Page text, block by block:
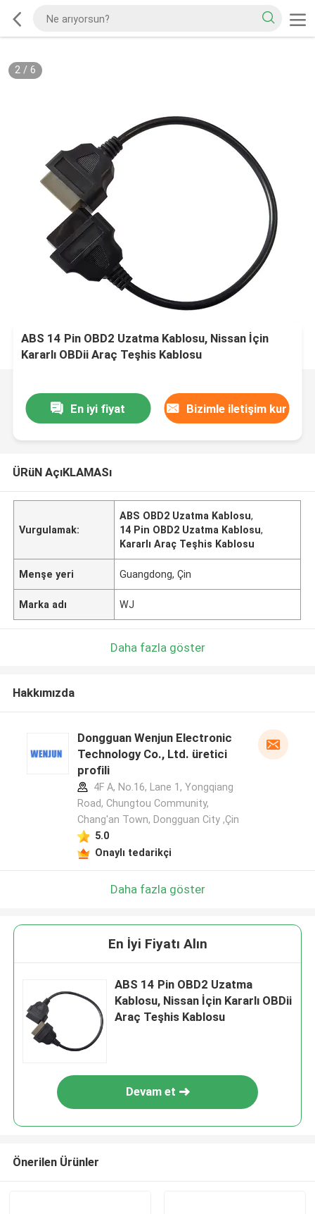
2/ 6
ABS 14 Pin OBD2 Uzatma Kablosu, Nissan İçin
Kararlı OBDii Araç Teşhis Kablosu
En iyi fiyat Bizimle iletişim kur
ÜRüN AçıKLAMASı
Vurgulamak:
ABS OBD2 Uzatma Kablosu,
14 Pin OBD2 Uzatma Kablosu,
Kararlı Araç Teşhis Kablosu
Menşe yeri Guangdong, Çin
Marka adı WJ
Daha fazla göster
Hakkımızda
Dongguan Wenjun Electronic
Technology Co., Ltd. üretici
profili
4F A, No.16, Lane 1, Yongqiang
Road, Chungtou Community,
Chang'an Town, Dongguan City ,Çin
5.0
Onaylı tedarikçi
Daha fazla göster
En İyi Fiyatı Alın
ABS 14 Pin OBD2 Uzatma
Kablosu, Nissan İçin Kararlı OBDii
Araç Teşhis Kablosu
Devam et
Önerilen Ürünler